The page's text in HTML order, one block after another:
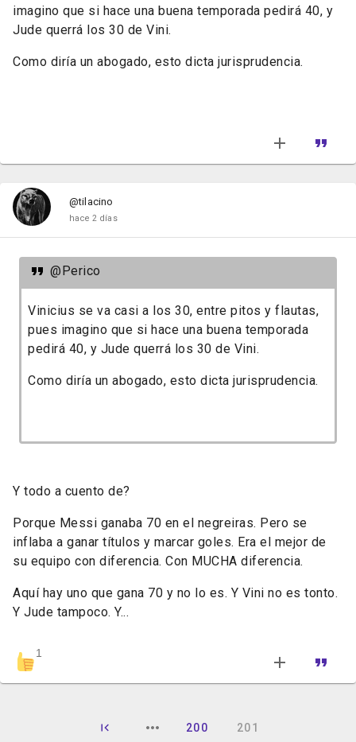
imagino que si hace una buena temporada pedirá 40, y
Jude querrá los 30 de Vini.
Como diría un abogado, esto dicta jurisprudencia.
@tilacino
hace 2 días
@Perico
Vinicius se va casi a los 30, entre pitos y flautas,
pues imagino que si hace una buena temporada
pedirá 40, y Jude querrá los 30 de Vini.
Como diría un abogado, esto dicta jurisprudencia.
Y todo a cuento de?
Porque Messi ganaba 70 en el negreiras. Pero se
inflaba a ganar títulos y marcar goles. Era el mejor de
su equipo con diferencia. Con MUCHA diferencia.
Aquí hay uno que gana 70 y no lo es. Y Vini no es tonto.
Y Jude tampoco. Y...
1
200 201